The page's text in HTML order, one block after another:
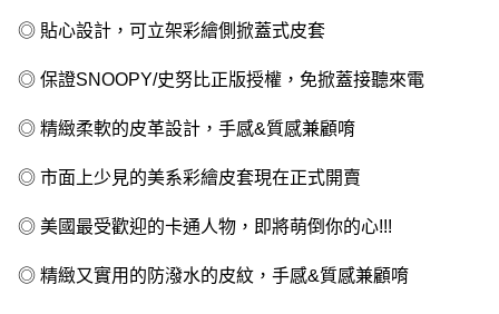
◎ 貼心設計，可立架彩繪側掀蓋式皮套
◎ 保證SNOOPY/史努比正版授權，免掀蓋接聽來電
◎ 精緻柔軟的皮革設計，手感&質感兼顧唷
◎ 市面上少見的美系彩繪皮套現在正式開賣
◎ 美國最受歡迎的卡通人物，即將萌倒你的心!!!
◎ 精緻又實用的防潑水的皮紋，手感&質感兼顧唷